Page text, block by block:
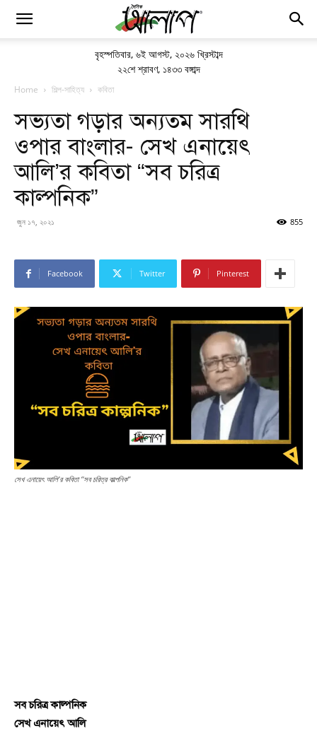
বৃহস্পতিবার, ৬ই আগস্ট, ২০২৬ খ্রিস্টাব্দ
২২শে শ্রাবণ, ১৪৩৩ বঙ্গাব্দ
Home শিল্প-সাহিত্য কবিতা
সভ্যতা গড়ার অন্যতম সারথি
ওপার বাংলার- সেখ এনায়েৎ
আলি’র কবিতা “সব চরিত্র
কাল্পনিক”
জুন ১৭, ২০২১ 855
Facebook Twitter Pinterest
সেখ এনায়েৎ আলি’র কবিতা “সব চরিত্র কাল্পনিক”
সব চরিত্র কাল্পনিক
সেখ এনায়েৎ আলি